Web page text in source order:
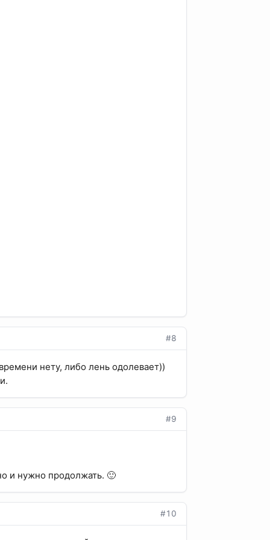
#8
нету, либо лень одолевает))
#9
и нужно продолжать. 🙂
#10